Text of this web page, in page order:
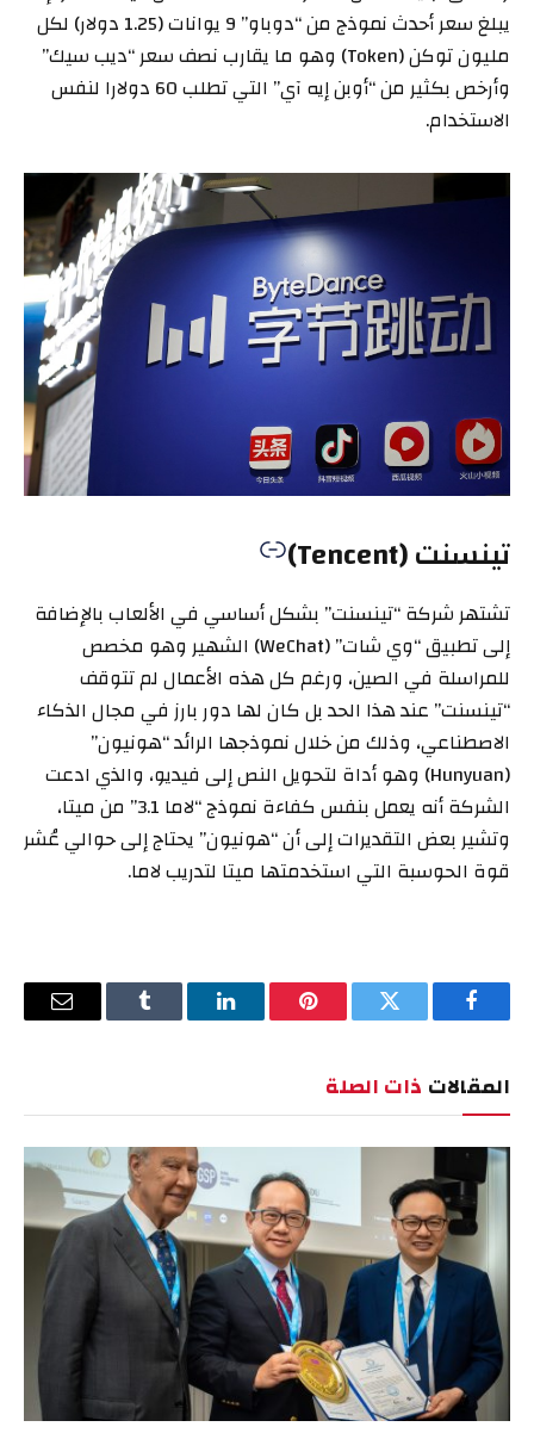
يبلغ سعر أحدث نموذج من “دوباو” 9 يوانات (1.25 دولار) لكل
مليون توكن (Token) وهو ما يقارب نصف سعر “ديب سيك”
وأرخص بكثير من “أوبن إيه آي” التي تطلب 60 دولارا لنفس
الاستخدام.
تينسنت (Tencent)
تشتهر شركة “تينسنت” بشكل أساسي في الألعاب بالإضافة
إلى تطبيق “وي شات” (WeChat) الشهير وهو مخصص
للمراسلة في الصين، ورغم كل هذه الأعمال لم تتوقف
“تينسنت” عند هذا الحد بل كان لها دور بارز في مجال الذكاء
الاصطناعي، وذلك من خلال نموذجها الرائد “هونيون”
(Hunyuan) وهو أداة لتحويل النص إلى فيديو، والذي ادعت
الشركة أنه يعمل بنفس كفاءة نموذج “لاما 3.1” من ميتا،
وتشير بعض التقديرات إلى أن “هونيون” يحتاج إلى حوالي عُشر
قوة الحوسبة التي استخدمتها ميتا لتدريب لاما.
فيسبوك تويتر بينتيريستلينكدإن Tumblr
البريد
المقالات ذات الصلة